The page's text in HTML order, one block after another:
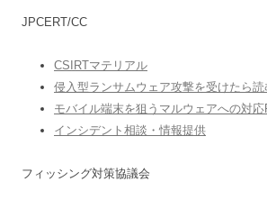
JPCERT/CC
CSIRTマテリアル
侵入型ランサムウェア攻撃を受けたら読
モバイル端末を狙うマルウェアへの対応
インシデント相談・情報提供
フィッシング対策協議会